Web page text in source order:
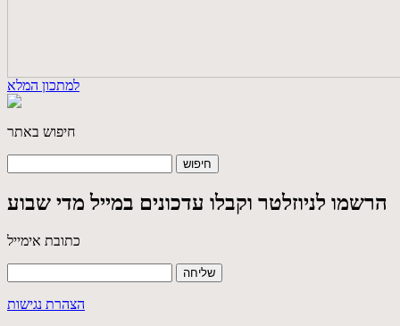
למתכון המלא
חיפוש באתר
הרשמו לניוזלטר וקבלו עדכונים במייל מדי שבוע
כתובת אימייל
הצהרת נגישות